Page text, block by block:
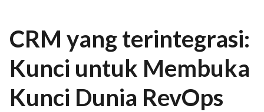
CRM yang terintegrasi:
Kunci untuk Membuka
Kunci Dunia RevOps